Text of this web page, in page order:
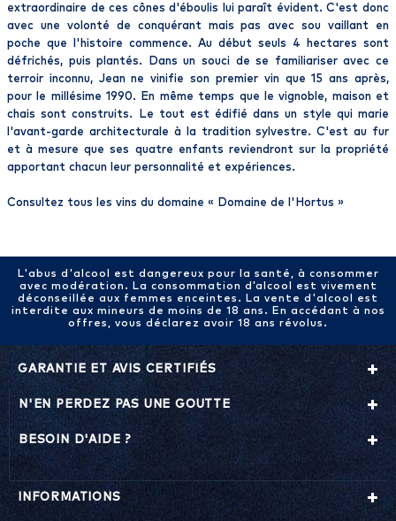
extraordinaire de ces cônes d'éboulis lui paraît évident. C'est donc
avec une volonté de conquérant mais pas avec sou vaillant en
poche que l'histoire commence. Au début seuls 4 hectares sont
défrichés, puis plantés. Dans un souci de se familiariser avec ce
terroir inconnu, Jean ne vinifie son premier vin que 15 ans après,
pour le millésime 1990. En même temps que le vignoble, maison et
chais sont construits. Le tout est édifié dans un style qui marie
l'avant-garde architecturale à la tradition sylvestre. C'est au fur
et à mesure que ses quatre enfants reviendront sur la propriété
apportant chacun leur personnalité et expériences.
Consultez tous les vins du domaine « Domaine de l'Hortus »
L'abus d'alcool est dangereux pour la santé, à consommer
avec modération. La consommation d’alcool est vivement
déconseillée aux femmes enceintes. La vente d'alcool est
interdite aux mineurs de moins de 18 ans. En accédant à nos
offres, vous déclarez avoir 18 ans révolus.
GARANTIE ET AVIS CERTIFIÉS
N'EN PERDEZ PAS UNE GOUTTE
BESOIN D'AIDE ?
INFORMATIONS